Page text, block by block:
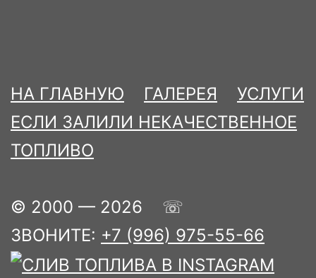
НА ГЛАВНУЮ ГАЛЕРЕЯ
УСЛУГИ
ЕСЛИ ЗАЛИЛИ НЕКАЧЕСТВЕННОЕ
ТОПЛИВО
© 2000 — 2026 ☏
ЗВОНИТЕ: +7 (996) 975-55-66